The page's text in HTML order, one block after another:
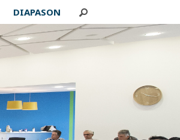
DIAPASON